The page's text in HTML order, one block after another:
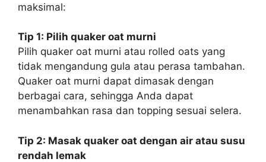
maksimal:
Tip 1: Pilih quaker oat murni
Pilih quaker oat murni atau rolled oats yang
tidak mengandung gula atau perasa tambahan.
Quaker oat murni dapat dimasak dengan
berbagai cara, sehingga Anda dapat
menambahkan rasa dan topping sesuai selera.
Tip 2: Masak quaker oat dengan air atau susu
rendah lemak